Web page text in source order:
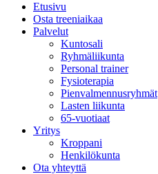
Etusivu
Osta treeniaikaa
Palvelut
Kuntosali
Ryhmäliikunta
Personal trainer
Fysioterapia
Pienvalmennusryhmät
Lasten liikunta
65-vuotiaat
Yritys
Kroppani
Henkilökunta
Ota yhteyttä